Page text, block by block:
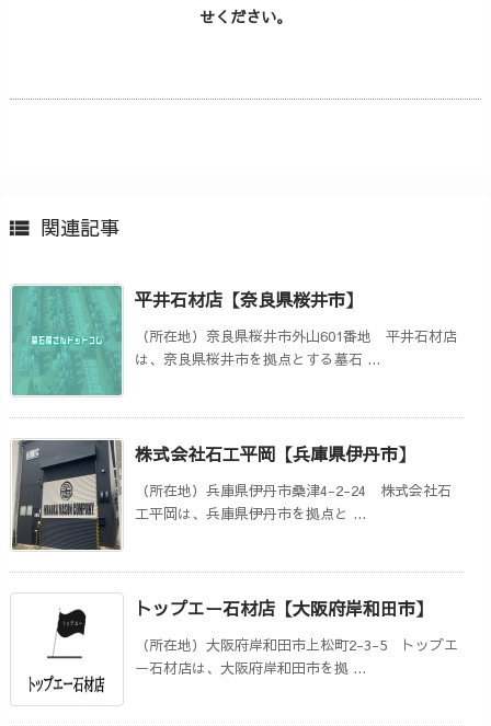
せください。
 関連記事
平井石材店【奈良県桜井市】
（所在地）奈良県桜井市外山601番地 平井石材店
は、奈良県桜井市を拠点とする墓石 ...
株式会社石工平岡【兵庫県伊丹市】
（所在地）兵庫県伊丹市桑津4-2-24 株式会社石
工平岡は、兵庫県伊丹市を拠点と ...
トップエー石材店【大阪府岸和田市】
（所在地）大阪府岸和田市上松町2-3-5 トップエ
ー石材店は、大阪府岸和田市を拠 ...